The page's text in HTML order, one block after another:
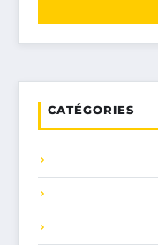
CATÉGORIES